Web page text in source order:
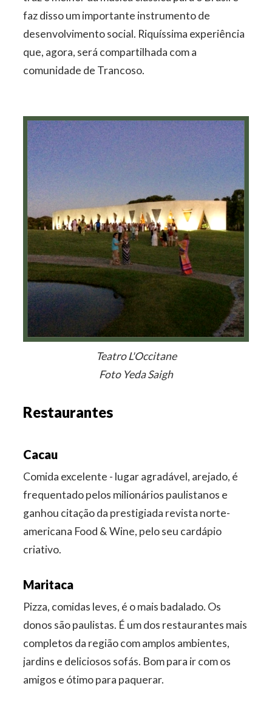
faz disso um importante instrumento de
desenvolvimento social. Riquíssima experiência
que, agora, será compartilhada com a
comunidade de Trancoso.
Teatro L'Occitane
Foto Yeda Saigh
Restaurantes
Cacau
Comida excelente - lugar agradável, arejado, é
frequentado pelos milionários paulistanos e
ganhou citação da prestigiada revista norte-
americana Food & Wine, pelo seu cardápio
criativo.
Maritaca
Pizza, comidas leves, é o mais badalado. Os
donos são paulistas. É um dos restaurantes mais
completos da região com amplos ambientes,
jardins e deliciosos sofás. Bom para ir com os
amigos e ótimo para paquerar.